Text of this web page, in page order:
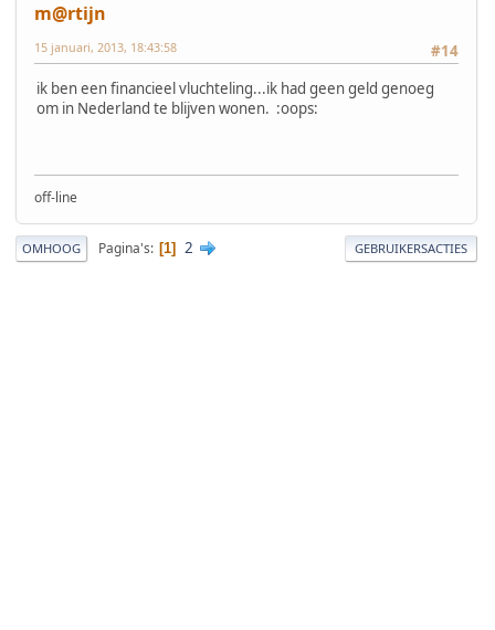
m@rtijn
#14
15 januari, 2013, 18:43:58
ik ben een financieel vluchteling...ik had geen geld genoeg
om in Nederland te blijven wonen. :oops:
off-line
OMHOOG Pagina's 1 2 GEBRUIKERSACTIES